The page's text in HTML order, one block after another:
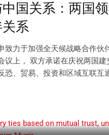
国关系：两国
系
致力于加强全天候战略合作伙
议上， 双方承诺在庆祝两国建
恐、贸易、投资和区域互联互